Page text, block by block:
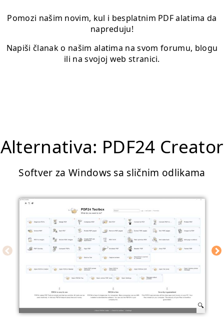
Pomozi našim novim, kul i besplatnim PDF alatima da
napreduju!
Napiši članak o našim alatima na svom forumu, blogu
ili na svojoj web stranici.
Alternativa: PDF24 Creator
Softver za Windows sa sličnim odlikama